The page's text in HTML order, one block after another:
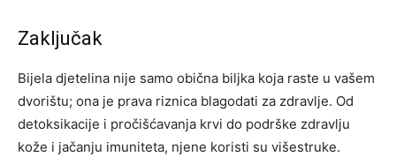
Zaključak
Bijela djetelina nije samo obična biljka koja raste u vašem
dvorištu; ona je prava riznica blagodati za zdravlje. Od
detoksikacije i pročišćavanja krvi do podrške zdravlju
kože i jačanju imuniteta, njene koristi su višestruke.